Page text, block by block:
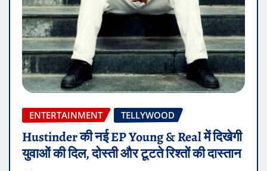
ENTERTAINMENT TELLYWOOD
Hustinder की नई EP Young & Real में दिखेगी
युवाओं की दिल, दोस्ती और टूटते रिश्तों की दास्तान